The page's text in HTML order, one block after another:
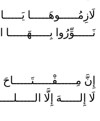
لَازِمُـــــوهَـــــا
نَـــــوِّرُوا بِـــــهَـــــا
إِنَّ مِـــــفْـــــتَـــــاحَ
لَا إِلـــــهَ إِلَّا